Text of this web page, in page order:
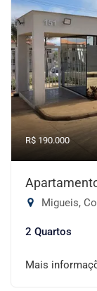
R$ 190.000
Migueis,
2 Quartos
Mais